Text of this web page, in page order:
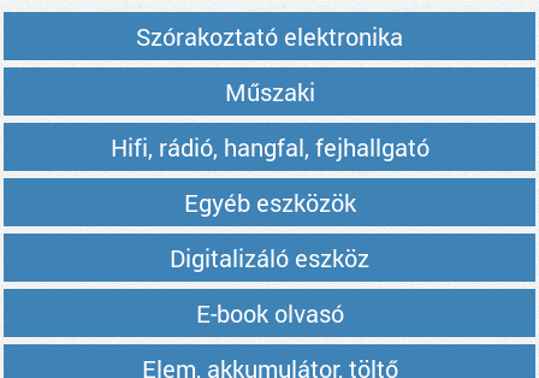
Szórakoztató elektronika
Műszaki
Hifi, rádió, hangfal, fejhallgató
Egyéb eszközök
Digitalizáló eszköz
E-book olvasó
Elem, akkumulátor, töltő